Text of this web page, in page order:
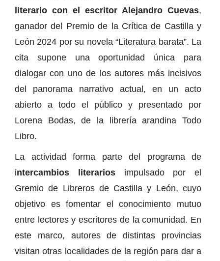
literario con el escritor Alejandro Cuevas,
ganador del Premio de la Crítica de Castilla y
León 2024 por su novela “Literatura barata”. La
cita supone una oportunidad única para
dialogar con uno de los autores más incisivos
del panorama narrativo actual, en un acto
abierto a todo el público y presentado por
Lorena Bodas, de la librería arandina Todo
Libro.
La actividad forma parte del programa de
intercambios literarios impulsado por el
Gremio de Libreros de Castilla y León, cuyo
objetivo es fomentar el conocimiento mutuo
entre lectores y escritores de la comunidad. En
este marco, autores de distintas provincias
visitan otras localidades de la región para dar a